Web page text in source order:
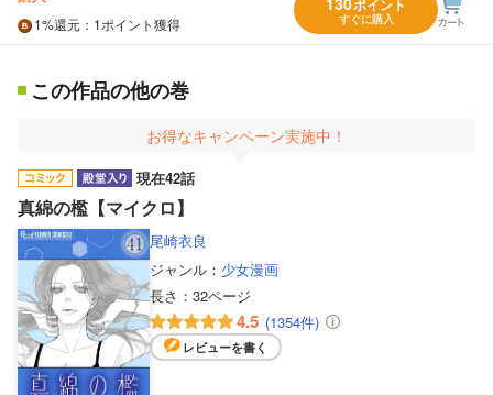
1%還元 ：1ポイント獲得
ポイント
すぐに購入
この作品の他の巻
お得なキャンペーン実施中！
現在42話
真綿の檻【マイクロ】
尾崎衣良
ジャンル： 少女漫画
長さ： 32ページ
4.5 (1354件)
レビューを書く